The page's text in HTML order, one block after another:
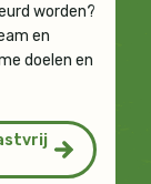
worden?
en
doelen en